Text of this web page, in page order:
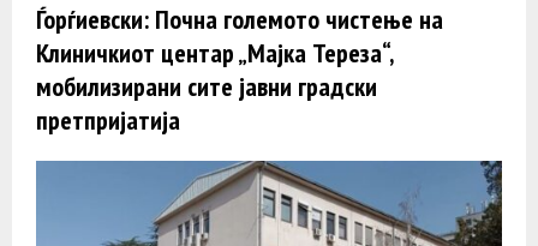
Ѓорѓиевски: Почна големото чистење на
Клиничкиот центар „Мајка Тереза“,
мобилизирани сите јавни градски
претпријатија